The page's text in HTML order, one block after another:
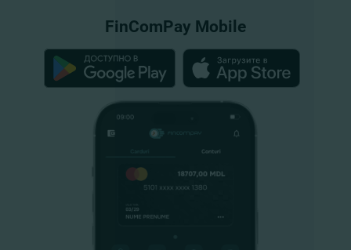
FinComPay Mobile